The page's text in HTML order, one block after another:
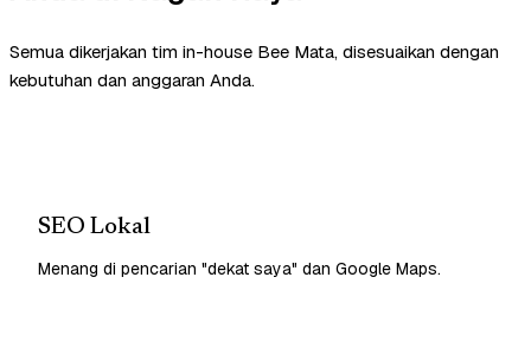
Semua dikerjakan tim in-house Bee Mata, disesuaikan dengan
kebutuhan dan anggaran Anda.
SEO Lokal
Menang di pencarian "dekat saya" dan Google Maps.